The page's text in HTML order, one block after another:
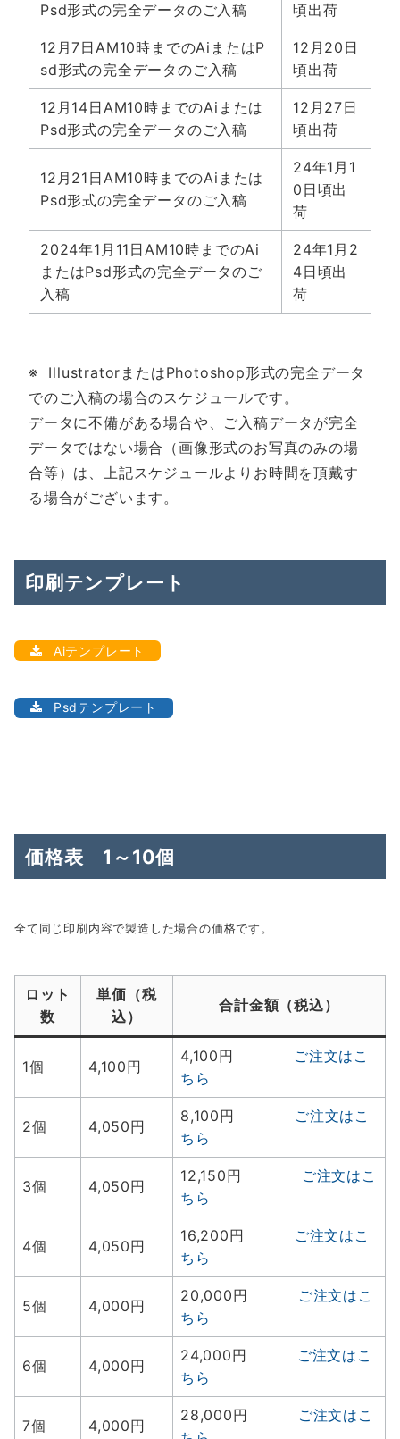
Psd形式の完全データのご入稿
頃出荷
12月7日AM10時までのAiまたはP
sd形式の完全データのご入稿
12月20日
頃出荷
12月14日AM10時までのAiまたは
Psd形式の完全データのご入稿
12月27日
頃出荷
12月21日AM10時までのAiまたは
Psd形式の完全データのご入稿
24年1月1
0日頃出
荷
2024年1月11日AM10時までのAi
またはPsd形式の完全データのご
入稿
24年1月2
4日頃出
荷
※ IllustratorまたはPhotoshop形式の完全データ
でのご入稿の場合のスケジュールです。
データに不備がある場合や、ご入稿データが完全
データではない場合（画像形式のお写真のみの場
合等）は、上記スケジュールよりお時間を頂戴す
る場合がございます。
印刷テンプレート
Aiテンプレート
Psdテンプレート
価格表 1～10個
全て同じ印刷内容で製造した場合の価格です。
ロット
数
単価（税
込）
合計金額（税込）
1個 4,100円
4,100円 ご注文はこ
ちら
2個 4,050円
8,100円 ご注文はこ
ちら
3個 4,050円
12,150円
ご注文はこ
ちら
4個 4,050円
16,200円
ご注文はこ
ちら
5個 4,000円
20,000円
ご注文はこ
ちら
6個 4,000円
24,000円
ご注文はこ
ちら
7個 4,000円
28,000円
ご注文はこ